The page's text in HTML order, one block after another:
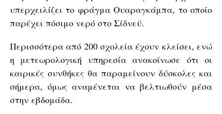
υπερχειλίζει το φράγμα Ουαραγκάμπα, το οποίο
παρέχει πόσιμο νερό στο Σίδνεϋ.
Περισσότερα από 200 σχολεία έχουν κλείσει, ενώ
η μετεωρολογική υπηρεσία ανακοίνωσε ότι οι
καιρικές συνθήκες θα παραμείνουν δύσκολες και
σήμερα, όμως αναμένεται να βελτιωθούν μέσα
στην εβδομάδα.